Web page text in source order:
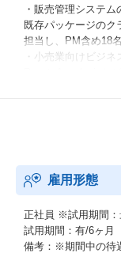
・販売管理システ
既存パッケージのク
担当し、PM含め18
・小売業向けビジ
・コールセンター
・製造業向け品質AI
など幅広いプロジェ
■長期就業出来る環
・残業時間は20h程
組んでおり、残業が
善提案をしています
雇用形態
正社員 ※試用期間：
試用期間：有/6ヶ月
備考：※期間中の待